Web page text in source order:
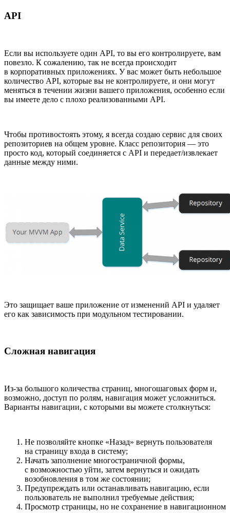
API
Если вы используете один API, то вы его контролируете, вам
повезло. К сожалению, так не всегда происходит
в корпоративных приложениях. У вас может быть небольшое
количество API, которые вы не контролируете, и они могут
меняться в течении жизни вашего приложения, особенно если
вы имеете дело с плохо реализованными API.
Чтобы противостоять этому, я всегда создаю сервис для своих
репозиториев на общем уровне. Класс репозитория — это
просто код, который соединяется с API и передает/извлекает
данные между ними.
Это защищает ваше приложение от изменений API и удаляет
его как зависимость при модульном тестировании.
Сложная навигация
Из-за большого количества страниц, многошаговых форм и,
возможно, доступ по ролям, навигация может усложниться.
Варианты навигации, с которыми вы можете столкнуться:
Не позволяйте кнопке «Назад» вернуть пользователя
на страницу входа в систему;
Начать заполнение многостраничной формы,
с возможностью уйти, затем вернуться и ожидать
возобновления в том же состоянии;
Предупреждать или останавливать навигацию, если
пользователь не выполнил требуемые действия;
Просмотр страницы, но не сохранение в навигационном